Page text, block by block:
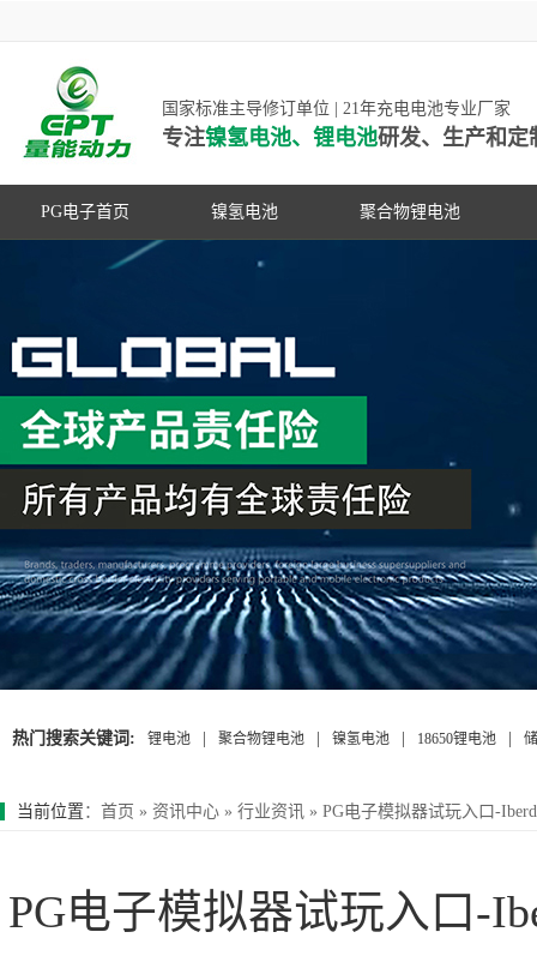
国家标准主导修订单位 | 21年充电电池专业厂家
专注镍氢电池、锂电池研发、生产和定
PG电子首页 镍氢电池 聚合物锂电池
高容量镍氢电池
超低自放电镍氢电池
动力镍氢电池
常规镍氢电池
PG游戏官网是镍氢电池国家标准主导
修订单位，并参与多项锂电池行业国
家标准的制定
热门搜索关键词: 锂电池 聚合物锂电池 镍氢电池 18650锂电池
当前位置 ： 首页 » 资讯中心 » 行业资讯 » PG电子模拟器试玩入口-
PG电子模拟器试玩入口-